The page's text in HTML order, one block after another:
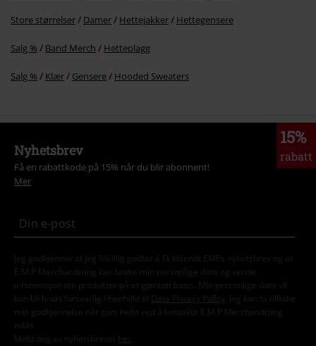
Store størrelser Damer Hettejakker Hettegensere
Salg % Band Merch Hetteplagg
Salg % Klær Gensere Hooded Sweaters
15%
rabatt
Nyhetsbrev
Få en rabattkode på 15% når du blir abonnent!
Mer
Jeg godkjenner at jeg frivillig godtar å få tilsendt EMPs nyhetsbrev og at
E.M.P Merchandising kan bruke min personlige data og sende
informasjon om produkter på et gjentatt basis. Min personlige data vil
kun bli brukt forsvarlig i henhold til
Data Privacy Policy
. Jeg kan ta tilbake
min godkjennelse når som helst ved å kontakte E.M.P Merchandising
mbH
Meld deg av nyhetsbrevet her